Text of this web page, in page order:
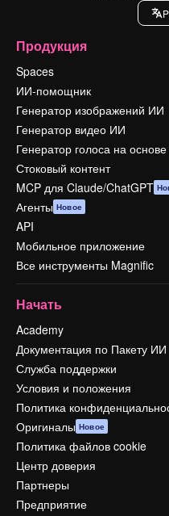
Продукция
Spaces
ИИ-помощник
Генератор изображений ИИ
Генератор видео ИИ
Генератор голоса на
Стоковый контент
MCP для Claude/ChatGPT
Агенты Новое
API
Мобильное приложение
Все инструменты Magnific
Начать
Academy
Документация по Пакету ИИ
Служба поддержки
Условия и положения
Политика
Оригиналы Новое
Политика файлов cookie
Центр доверия
Партнеры
Предприятие